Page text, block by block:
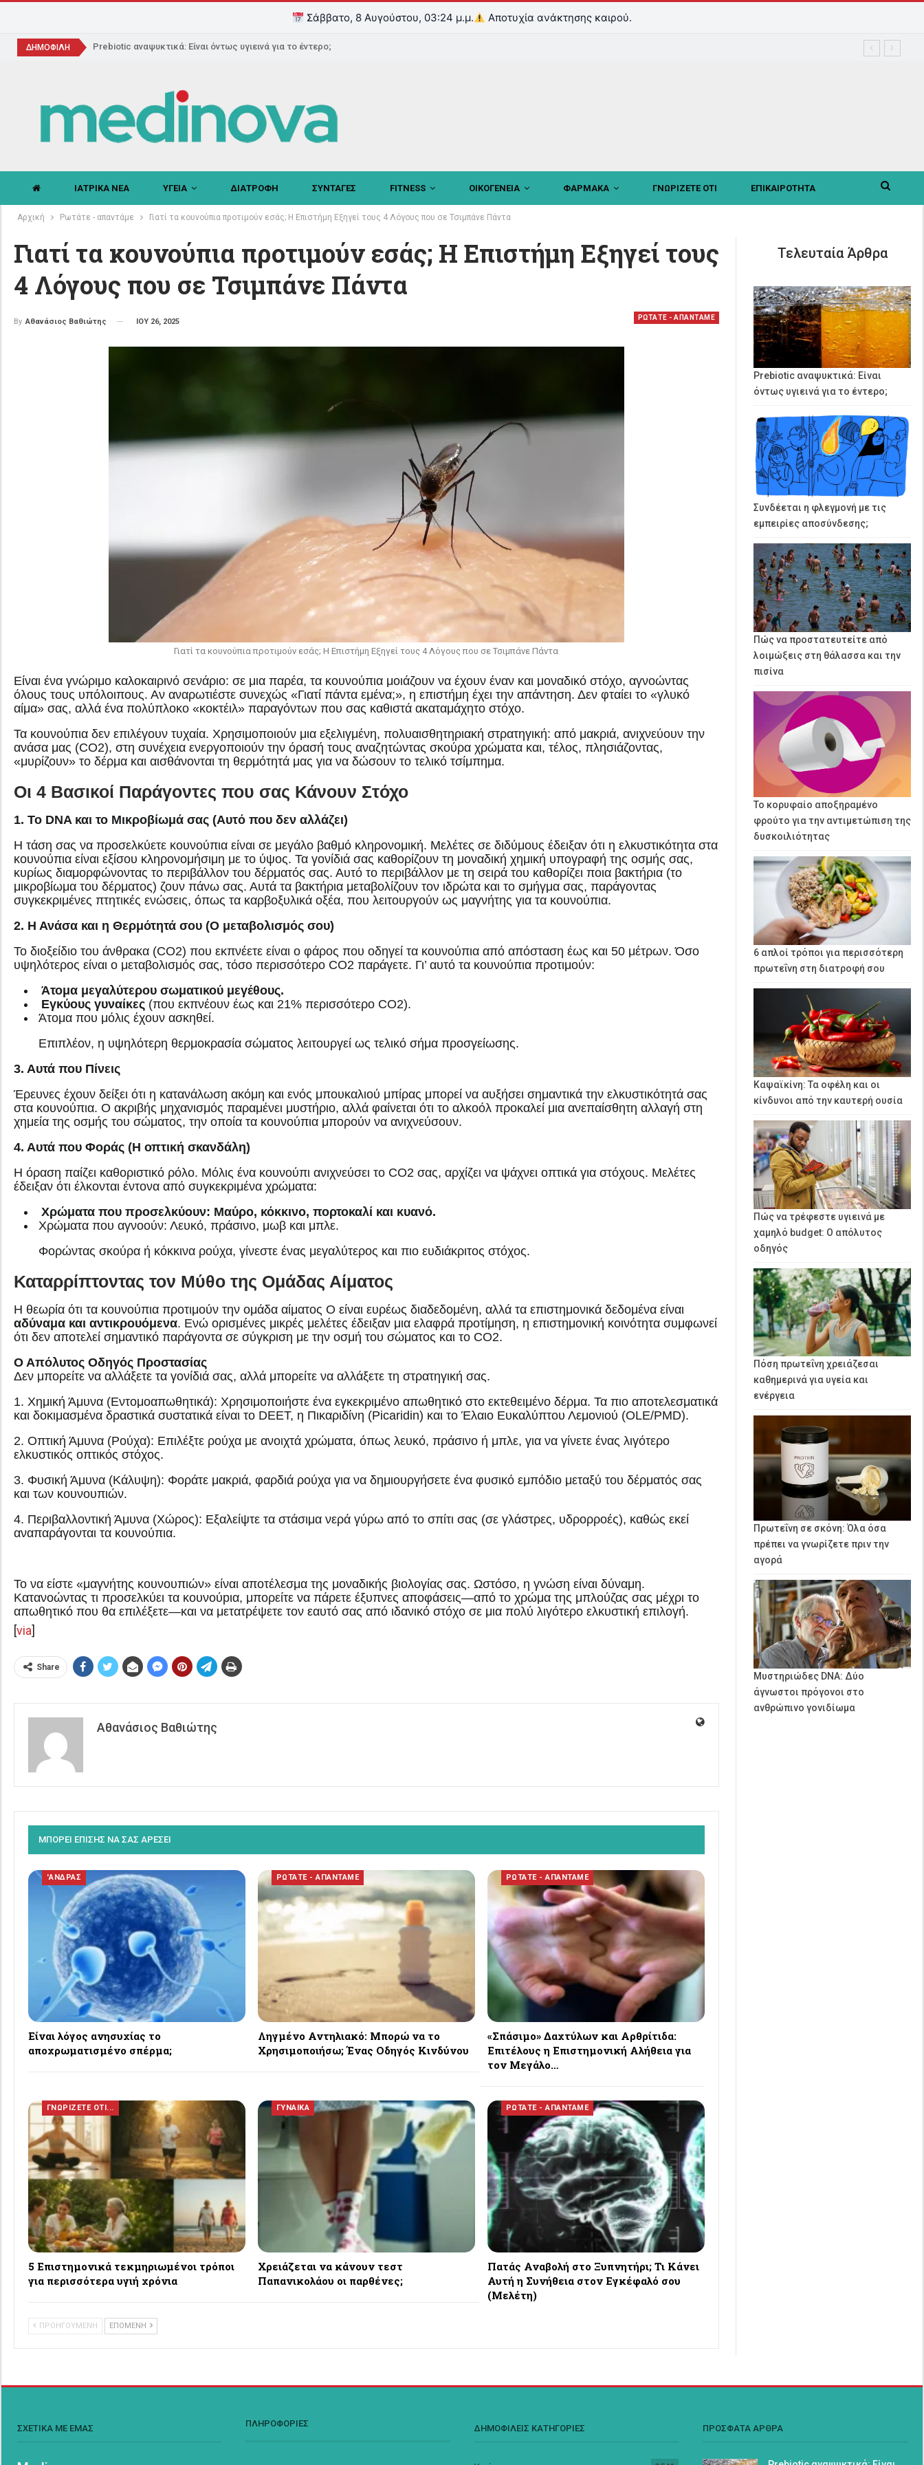
Σάββατο, 8 Αυγούστου, 03:24 μ.μ. Αποτυχία ανάκτησης καιρού.
ΔΗΜΟΦΙΛΗ Prebiotic αναψυκτικά: Είναι όντως υγιεινά για το έντερο;
ΙΑΤΡΙΚΑ ΝΕΑ ΥΓΕΙΑ ΔΙΑΤΡΟΦΗ ΣΥΝΤΑΓΕΣ FITNESS ΟΙΚΟΓΕΝΕΙΑ ΦΑΡΜΑΚΑ ΓΝΩΡΙΖΕΤΕ ΟΤΙ ΕΠΙΚΑΙΡΟΤΗΤΑ
Αρχική Ρωτάτε - απαντάμε Γιατί τα κουνούπια προτιμούν εσάς; Η Επιστήμη Εξηγεί τους 4 Λόγους που σε Τσιμπάνε Πάντα
Γιατί τα κουνούπια προτιμούν εσάς; Η Επιστήμη Εξηγεί τους
4 Λόγους που σε Τσιμπάνε Πάντα
ΡΩΤΑΤΕ - ΑΠΑΝΤΑΜΕ
By Αθανάσιος Βαθιώτης ΙΟΥ 26, 2025
Γιατί τα κουνούπια προτιμούν εσάς; Η Επιστήμη Εξηγεί τους 4 Λόγους που σε Τσιμπάνε Πάντα
Είναι ένα γνώριμο καλοκαιρινό σενάριο: σε μια παρέα, τα κουνούπια μοιάζουν να έχουν έναν και μοναδικό στόχο, αγνοώντας
όλους τους υπόλοιπους. Αν αναρωτιέστε συνεχώς «Γιατί πάντα εμένα;», η επιστήμη έχει την απάντηση. Δεν φταίει το «γλυκό
αίμα» σας, αλλά ένα πολύπλοκο «κοκτέιλ» παραγόντων που σας καθιστά ακαταμάχητο στόχο.
Τα κουνούπια δεν επιλέγουν τυχαία. Χρησιμοποιούν μια εξελιγμένη, πολυαισθητηριακή στρατηγική: από μακριά, ανιχνεύουν την
ανάσα μας (CO2), στη συνέχεια ενεργοποιούν την όρασή τους αναζητώντας σκούρα χρώματα και, τέλος, πλησιάζοντας,
«μυρίζουν» το δέρμα και αισθάνονται τη θερμότητά μας για να δώσουν το τελικό τσίμπημα.
Οι 4 Βασικοί Παράγοντες που σας Κάνουν Στόχο
1. Το DNA και το Μικροβίωμά σας (Αυτό που δεν αλλάζει)
Η τάση σας να προσελκύετε κουνούπια είναι σε μεγάλο βαθμό κληρονομική. Μελέτες σε διδύμους έδειξαν ότι η ελκυστικότητα στα
κουνούπια είναι εξίσου κληρονομήσιμη με το ύψος. Τα γονίδιά σας καθορίζουν τη μοναδική χημική υπογραφή της οσμής σας,
κυρίως διαμορφώνοντας το περιβάλλον του δέρματός σας. Αυτό το περιβάλλον με τη σειρά του καθορίζει ποια βακτήρια (το
μικροβίωμα του δέρματος) ζουν πάνω σας. Αυτά τα βακτήρια μεταβολίζουν τον ιδρώτα και το σμήγμα σας, παράγοντας
συγκεκριμένες πτητικές ενώσεις, όπως τα καρβοξυλικά οξέα, που λειτουργούν ως μαγνήτης για τα κουνούπια.
2. Η Ανάσα και η Θερμότητά σου (Ο μεταβολισμός σου)
Το διοξείδιο του άνθρακα (CO2) που εκπνέετε είναι ο φάρος που οδηγεί τα κουνούπια από απόσταση έως και 50 μέτρων. Όσο
υψηλότερος είναι ο μεταβολισμός σας, τόσο περισσότερο CO2 παράγετε. Γι’ αυτό τα κουνούπια προτιμούν:
Άτομα μεγαλύτερου σωματικού μεγέθους.
Εγκύους γυναίκες(που εκπνέουν έως και 21% περισσότερο CO2).
Άτομα που μόλις έχουν ασκηθεί.
Επιπλέον, η υψηλότερη θερμοκρασία σώματος λειτουργεί ως τελικό σήμα προσγείωσης.
3. Αυτά που Πίνεις
Έρευνες έχουν δείξει ότι η κατανάλωση ακόμη και ενός μπουκαλιού μπίρας μπορεί να αυξήσει σημαντικά την ελκυστικότητά σας
στα κουνούπια. Ο ακριβής μηχανισμός παραμένει μυστήριο, αλλά φαίνεται ότι το αλκοόλ προκαλεί μια ανεπαίσθητη αλλαγή στη
χημεία της οσμής του σώματος, την οποία τα κουνούπια μπορούν να ανιχνεύσουν.
4. Αυτά που Φοράς (Η οπτική σκανδάλη)
Η όραση παίζει καθοριστικό ρόλο. Μόλις ένα κουνούπι ανιχνεύσει το CO2 σας, αρχίζει να ψάχνει οπτικά για στόχους. Μελέτες
έδειξαν ότι έλκονται έντονα από συγκεκριμένα χρώματα:
Χρώματα που προσελκύουν: Μαύρο, κόκκινο, πορτοκαλί και κυανό.
Χρώματα που αγνοούν: Λευκό, πράσινο, μωβ και μπλε.
Φορώντας σκούρα ή κόκκινα ρούχα, γίνεστε ένας μεγαλύτερος και πιο ευδιάκριτος στόχος.
Καταρρίπτοντας τον Μύθο της Ομάδας Αίματος
Η θεωρία ότι τα κουνούπια προτιμούν την ομάδα αίματος Ο είναι ευρέως διαδεδομένη, αλλά τα επιστημονικά δεδομένα είναι
αδύναμα και αντικρουόμενα. Ενώ ορισμένες μικρές μελέτες έδειξαν μια ελαφρά προτίμηση, η επιστημονική κοινότητα συμφωνεί
ότι δεν αποτελεί σημαντικό παράγοντα σε σύγκριση με την οσμή του σώματος και το CO2.
Ο Απόλυτος Οδηγός Προστασίας
Δεν μπορείτε να αλλάξετε τα γονίδιά σας, αλλά μπορείτε να αλλάξετε τη στρατηγική σας.
1. Χημική Άμυνα (Εντομοαπωθητικά): Χρησιμοποιήστε ένα εγκεκριμένο απωθητικό στο εκτεθειμένο δέρμα. Τα πιο αποτελεσματικά
και δοκιμασμένα δραστικά συστατικά είναι το DEET, η Πικαριδίνη (Picaridin) και το Έλαιο Ευκαλύπτου Λεμονιού (OLE/PMD).
2. Οπτική Άμυνα (Ρούχα): Επιλέξτε ρούχα με ανοιχτά χρώματα, όπως λευκό, πράσινο ή μπλε, για να γίνετε ένας λιγότερο
ελκυστικός οπτικός στόχος.
3. Φυσική Άμυνα (Κάλυψη): Φοράτε μακριά, φαρδιά ρούχα για να δημιουργήσετε ένα φυσικό εμπόδιο μεταξύ του δέρματός σας
και των κουνουπιών.
4. Περιβαλλοντική Άμυνα (Χώρος): Εξαλείψτε τα στάσιμα νερά γύρω από το σπίτι σας (σε γλάστρες, υδρορροές), καθώς εκεί
αναπαράγονται τα κουνούπια.
Το να είστε «μαγνήτης κουνουπιών» είναι αποτέλεσμα της μοναδικής βιολογίας σας. Ωστόσο, η γνώση είναι δύναμη.
Κατανοώντας τι προσελκύει τα κουνούpια, μπορείτε να πάρετε έξυπνες αποφάσεις—από το χρώμα της μπλούζας σας μέχρι το
απωθητικό που θα επιλέξετε—και να μετατρέψετε τον εαυτό σας από ιδανικό στόχο σε μια πολύ λιγότερο ελκυστική επιλογή.
[via]
Share
Αθανάσιος Βαθιώτης
ΜΠΟΡΕΙ ΕΠΙΣΗΣ ΝΑ ΣΑΣ ΑΡΕΣΕΙ
'ΑΝΔΡΑΣ
Είναι λόγος ανησυχίας το
αποχρωματισμένο σπέρμα;
ΡΩΤΑΤΕ - ΑΠΑΝΤΑΜΕ
Ληγμένο Αντηλιακό: Μπορώ να το
Χρησιμοποιήσω; Ένας Οδηγός Κινδύνου
ΡΩΤΑΤΕ - ΑΠΑΝΤΑΜΕ
«Σπάσιμο» Δαχτύλων και Αρθρίτιδα:
Επιτέλους η Επιστημονική Αλήθεια για
τον Μεγάλο…
ΓΝΩΡΙΖΕΤΕ ΟΤΙ...
5 Επιστημονικά τεκμηριωμένοι τρόποι
για περισσότερα υγιή χρόνια
ΓΥΝΑΙΚΑ
Χρειάζεται να κάνουν τεστ
Παπανικολάου οι παρθένες;
ΡΩΤΑΤΕ - ΑΠΑΝΤΑΜΕ
Πατάς Αναβολή στο Ξυπνητήρι; Τι Κάνει
Αυτή η Συνήθεια στον Εγκέφαλό σου
(Μελέτη)
ΠΡΟΗΓΟΥΜΕΝΗ ΕΠΟΜΕΝΗ
Τελευταία Άρθρα
Prebiotic αναψυκτικά: Είναι
όντως υγιεινά για το έντερο;
Συνδέεται η φλεγμονή με τις
εμπειρίες αποσύνδεσης;
Πώς να προστατευτείτε από
λοιμώξεις στη θάλασσα και την
πισίνα
Το κορυφαίο αποξηραμένο
φρούτο για την αντιμετώπιση της
δυσκοιλιότητας
6 απλοί τρόποι για περισσότερη
πρωτεΐνη στη διατροφή σου
Καψαϊκίνη: Τα οφέλη και οι
κίνδυνοι από την καυτερή ουσία
Πώς να τρέφεστε υγιεινά με
χαμηλό budget: Ο απόλυτος
οδηγός
Πόση πρωτεΐνη χρειάζεσαι
καθημερινά για υγεία και
ενέργεια
Πρωτεΐνη σε σκόνη: Όλα όσα
πρέπει να γνωρίζετε πριν την
αγορά
Μυστηριώδες DNA: Δύο
άγνωστοι πρόγονοι στο
ανθρώπινο γονιδίωμα
ΣΧΕΤΙΚΑ ΜΕ ΕΜΑΣ ΠΛΗΡΟΦΟΡΙΕΣ ΔΗΜΟΦΙΛΕΙΣ ΚΑΤΗΓΟΡΙΕΣ ΠΡΟΣΦΑΤΑ ΑΡΘΡΑ